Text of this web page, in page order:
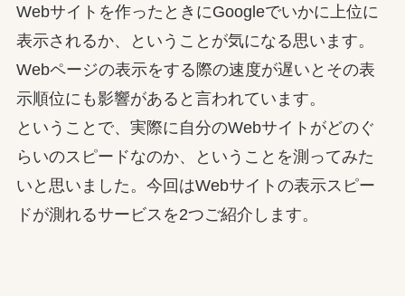
Webサイトを作ったときにGoogleでいかに上位に
表示されるか、ということが気になる思います。
Webページの表示をする際の速度が遅いとその表
示順位にも影響があると言われています。
ということで、実際に自分のWebサイトがどのぐ
らいのスピードなのか、ということを測ってみた
いと思いました。今回はWebサイトの表示スピー
ドが測れるサービスを2つご紹介します。